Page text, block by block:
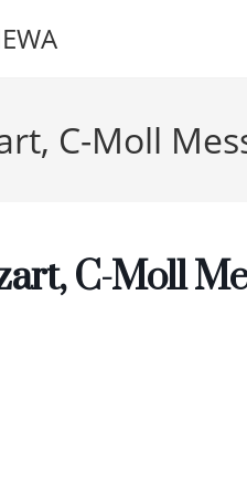
C-Moll
C-Moll